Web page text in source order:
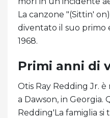
La canzone "(Sittin'
diventato il suo primo
1968.
Primi anni di
Otis Ray Redding Jr. è
a Dawson, in Georgia.
Redding'La famiglia si